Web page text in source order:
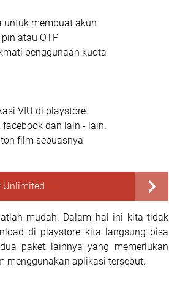
untuk membuat akun
atau OTP
penggunaan kuota
VIU di playstore.
dan lain - lain.
film sepuasnya
Unlimited
mudah. Dalam hal ini kita tidak
di playstore kita langsung bisa
paket lainnya yang memerlukan
menggunakan aplikasi tersebut.